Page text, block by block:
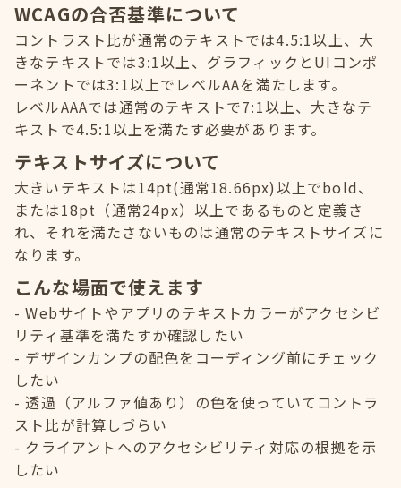
WCAGの合否基準について
コントラスト比が通常のテキストでは4.5:1以上、大
きなテキストでは3:1以上、グラフィックとUIコンポ
ーネントでは3:1以上でレベルAAを満たします。
レベルAAAでは通常のテキストで7:1以上、大きなテ
キストで4.5:1以上を満たす必要があります。
テキストサイズについて
大きいテキストは14pt(通常18.66px)以上でbold、
または18pt（通常24px）以上であるものと定義さ
れ、それを満たさないものは通常のテキストサイズに
なります。
こんな場面で使えます
Webサイトやアプリのテキストカラーがアクセシビ
リティ基準を満たすか確認したい
デザインカンプの配色をコーディング前にチェック
したい
透過（アルファ値あり）の色を使っていてコントラ
スト比が計算しづらい
クライアントへのアクセシビリティ対応の根拠を示
したい